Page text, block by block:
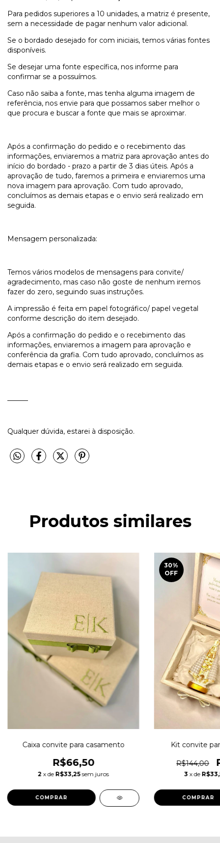
Para pedidos superiores a 10 unidades, a matriz é presente,
sem a necessidade de pagar nenhum valor adicional.
Se o bordado desejado for com iniciais, temos várias fontes
disponíveis.
Se desejar uma fonte específica, nos informe para
confirmar se a possuímos.
Caso não saiba a fonte, mas tenha alguma imagem de
referência, nos envie para que possamos saber melhor o
que procura e buscar a fonte que mais se aproximar.
Após a confirmação do pedido e o recebimento das
informações, enviaremos a matriz para aprovação antes do
início do bordado - prazo a partir de 3 dias úteis. Após a
aprovação de tudo, faremos a primeira e enviaremos uma
nova imagem para aprovação. Com tudo aprovado,
concluímos as demais etapas e o envio será realizado em
seguida.
Mensagem personalizada:
Temos vários modelos de mensagens para convite/
agradecimento, mas caso não goste de nenhum iremos
fazer do zero, seguindo suas instruções.
A impressão é feita em papel fotográfico/ papel vegetal
conforme descrição do item desejado.
Após a confirmação do pedido e o recebimento das
informações, enviaremos a imagem para aprovação e
conferência da grafia. Com tudo aprovado, concluímos as
demais etapas e o envio será realizado em seguida.
Qualquer dúvida, estarei à disposição.
Produtos similares
Caixa convite para casamento
R$66,50
2 x de R$33,25 sem juros
30%
OFF
Kit convite
R$144,00
3 x de